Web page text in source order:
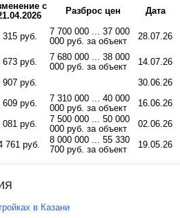
с
Разброс цен
Дата
315 руб.
7 700 000 ... 37 000
000 руб. за объект
28.07.26
673 руб.
7 680 000 ... 38 000
000 руб. за объект
14.07.26
907 руб.
30.06.26
609 руб.
7 310 000 ... 40 000
000 руб. за объект
16.06.26
081 руб.
7 500 000 ... 50 000
000 руб. за объект
02.06.26
761 руб.
8 000 000 ... 55 330
700 руб. за объект
19.05.26
в Казани